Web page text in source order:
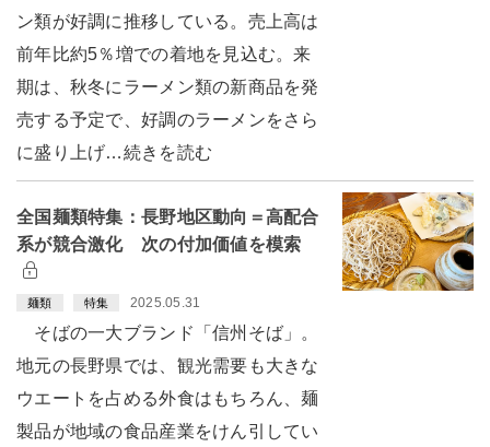
ン類が好調に推移している。売上高は
前年比約5％増での着地を見込む。来
期は、秋冬にラーメン類の新商品を発
売する予定で、好調のラーメンをさら
に盛り上げ…続きを読む
全国麺類特集：長野地区動向＝高配合
系が競合激化 次の付加価値を模索
麺類 特集 2025.05.31
そばの一大ブランド「信州そば」。
地元の長野県では、観光需要も大きな
ウエートを占める外食はもちろん、麺
製品が地域の食品産業をけん引してい